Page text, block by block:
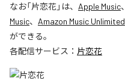
なお「片恋花」は、 Apple Music、
Music、 Amazon Music Unlimited
ができる。
各配信サービス： 片恋花